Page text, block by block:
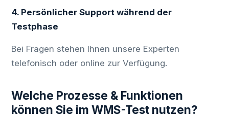
4. Persönlicher Support während der
Testphase
Bei Fragen stehen Ihnen unsere Experten
telefonisch oder online zur Verfügung.
Welche Prozesse & Funktionen
können Sie im WMS-Test nutzen?